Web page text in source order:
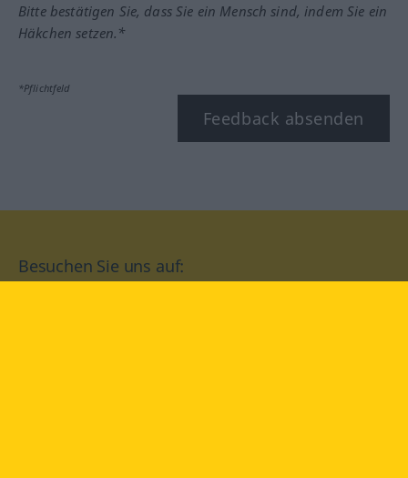
Bitte bestätigen Sie, dass Sie ein Mensch sind, indem Sie ein
Häkchen setzen.*
*Pflichtfeld
Feedback absenden
Besuchen Sie uns auf: